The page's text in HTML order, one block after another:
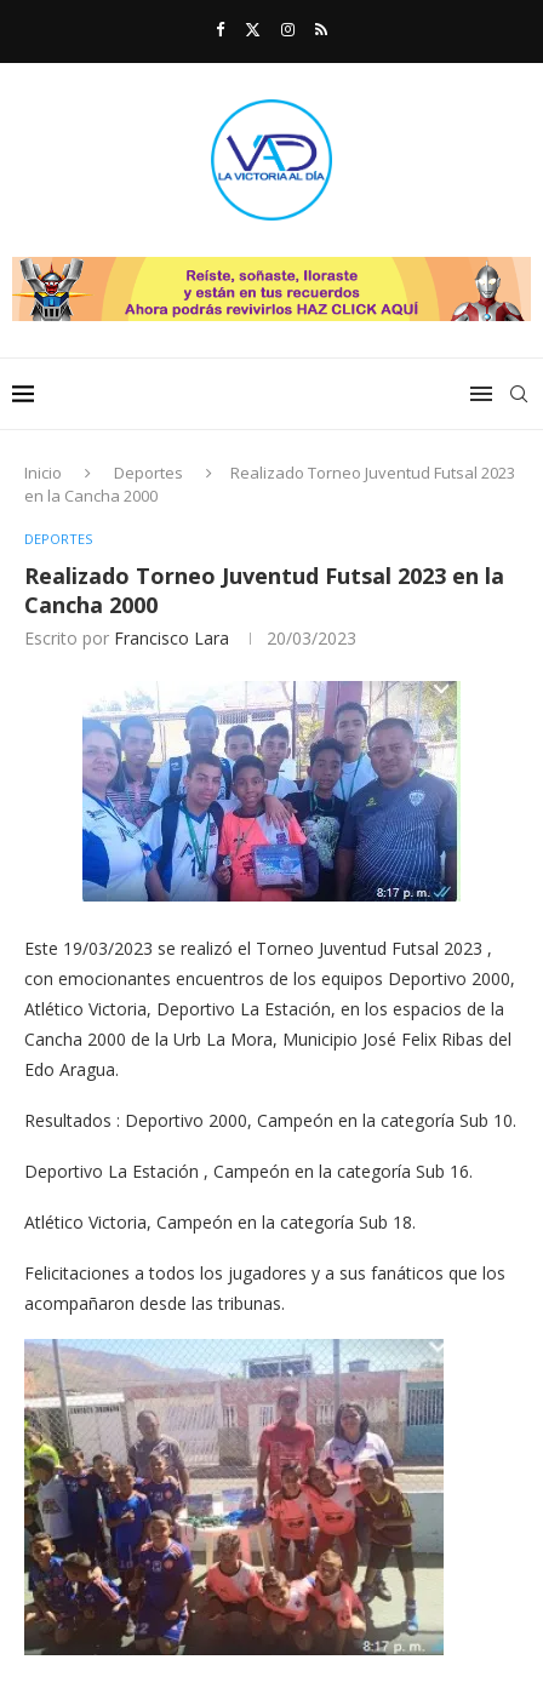
Inicio Deportes
Realizado Torneo Juventud Futsal 2023
en la Cancha 2000
DEPORTES
Realizado Torneo Juventud Futsal 2023 en la
Cancha 2000
Escrito por Francisco Lara 20/03/2023
Este 19/03/2023 se realizó el Torneo Juventud Futsal 2023 ,
con emocionantes encuentros de los equipos Deportivo 2000,
Atlético Victoria, Deportivo La Estación, en los espacios de la
Cancha 2000 de la Urb La Mora, Municipio José Felix Ribas del
Edo Aragua.
Resultados : Deportivo 2000, Campeón en la categoría Sub 10.
Deportivo La Estación , Campeón en la categoría Sub 16.
Atlético Victoria, Campeón en la categoría Sub 18.
Felicitaciones a todos los jugadores y a sus fanáticos que los
acompañaron desde las tribunas.